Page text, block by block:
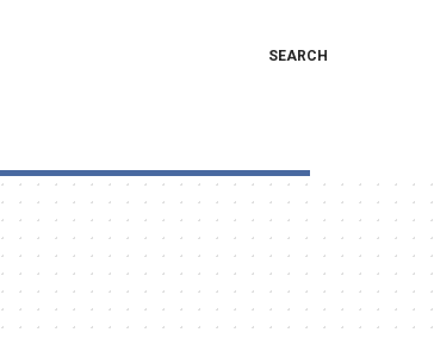
SEARCH